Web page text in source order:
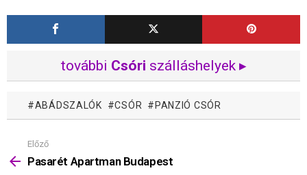
további Csóri szálláshelyek ▸
ABÁDSZALÓK CSÓR PANZIÓ CSÓR
Mutass
többet
Előző
Pasarét Apartman Budapest